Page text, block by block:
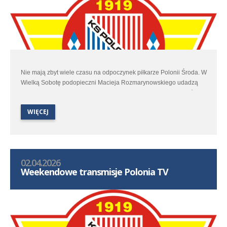
Nie mają zbyt wiele czasu na odpoczynek piłkarze Polonii Środa. W
Wielką Sobotę podopieczni Macieja Rozmarynowskiego udadzą
się do Stęszewa by w spotkaniu 25 kolejki trzeciej ligi zmierzyć się
WIĘCEJ
02.04.2026
Weekendowe transmisje Polonia TV